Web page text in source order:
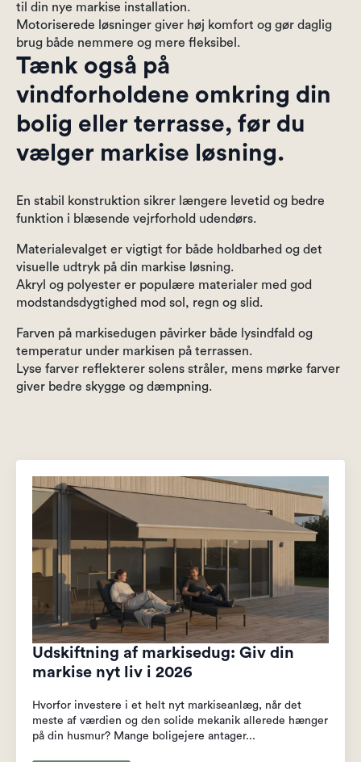
til din nye markise installation.
Motoriserede løsninger giver høj komfort og gør daglig
brug både nemmere og mere fleksibel.
Tænk også på
vindforholdene omkring din
bolig eller terrasse, før du
vælger markise løsning.
En stabil konstruktion sikrer længere levetid og bedre
funktion i blæsende vejrforhold udendørs.
Materialevalget er vigtigt for både holdbarhed og det
visuelle udtryk på din markise løsning.
Akryl og polyester er populære materialer med god
modstandsdygtighed mod sol, regn og slid.
Farven på markisedugen påvirker både lysindfald og
temperatur under markisen på terrassen.
Lyse farver reflekterer solens stråler, mens mørke farver
giver bedre skygge og dæmpning.
Udskiftning af markisedug: Giv din
markise nyt liv i 2026
Hvorfor investere i et helt nyt markiseanlæg, når det
meste af værdien og den solide mekanik allerede hænger
på din husmur? Mange boligejere antager...